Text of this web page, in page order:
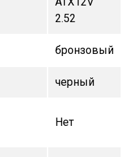
2.52
бронзовый
черный
Нет